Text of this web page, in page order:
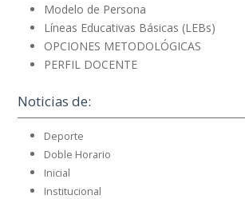
Modelo de Persona
Líneas Educativas Básicas (LEBs)
OPCIONES METODOLÓGICAS
PERFIL DOCENTE
Noticias de:
Deporte
Doble Horario
Inicial
Institucional